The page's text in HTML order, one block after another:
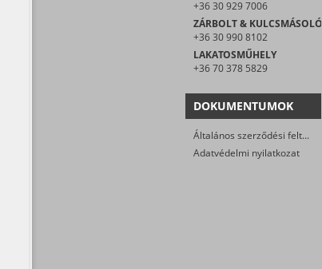
+36 30 929 7006
ZÁRBOLT & KULCSMÁSOLÓ
+36 30 990 8102
LAKATOSMŰHELY
+36 70 378 5829
DOKUMENTUMOK
Általános szerződési feltételek
Adatvédelmi nyilatkozat